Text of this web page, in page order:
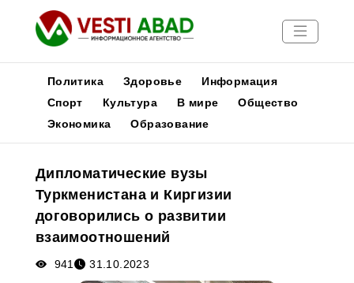
Новости
Медиа
Афиша
Политика Здоровье
Информация
Спорт
Культура В мире
Общество
Экономика
Образование
Дипломатические вузы
Туркменистана и Киргизии
договорились о развитии
взаимоотношений
941 31.10.2023